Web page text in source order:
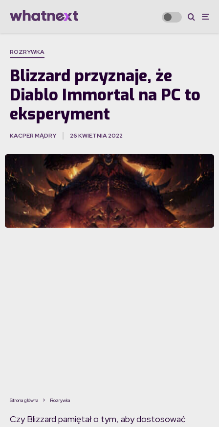
ROZRYWKA
Blizzard przyznaje, że
Diablo Immortal na PC to
eksperyment
KACPER MĄDRY 26 KWIETNIA 2022
Strona główna Rozrywka
Czy Blizzard pamiętał o tym, aby dostosować